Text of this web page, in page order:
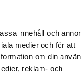
innehåll och
medier och för att
om din
reklam- och